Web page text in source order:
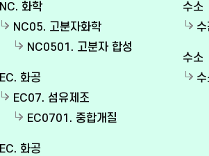
NC. 화학
NC05. 고분자화학
NC0501. 고분자 합성
EC. 화공
EC07. 섬유제조
EC0701. 중합개질
EC. 화공
수소
수소